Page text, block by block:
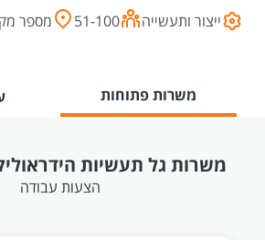
ייצור ותעשייה 51-100 מספר
משרות פתוחות
משרות גל תעשיות
הצעות עבודה